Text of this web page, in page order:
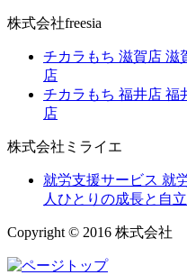
株式会社freesia
チカラもち 滋賀店 滋
店
チカラもち 福井店 福
店
株式会社ミライエ
就労支援サービス 就
人ひとりの成長と自
Copyright © 2016 株式会社